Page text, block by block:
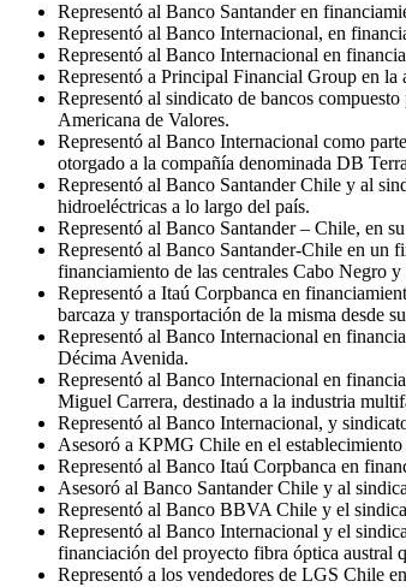
Representó al Banco Santander en
Representó al Banco Internacional, en
Representó al Banco Internacional en
Representó a Principal Financial Group en
Representó al sindicato de bancos
Americana de Valores.
Representó al Banco Internacional como
otorgado a la compañía denominada DB
Representó al Banco Santander Chile y al
hidroeléctricas a lo largo del país.
Representó al Banco Santander – Chile, en
Representó al Banco Santander-Chile en un
financiamiento de las centrales Cabo Negro
Representó a Itaú Corpbanca en
barcaza y transportación de la misma desde
Representó al Banco Internacional en
Décima Avenida.
Representó al Banco Internacional en
Miguel Carrera, destinado a la industria
Representó al Banco Internacional, y
Asesoró a KPMG Chile en el
Representó al Banco Itaú Corpbanca en
Asesoró al Banco Santander Chile y al
Representó al Banco BBVA Chile y el
Representó al Banco Internacional y el
financiación del proyecto fibra óptica austral
Representó a los vendedores de LGS Chile